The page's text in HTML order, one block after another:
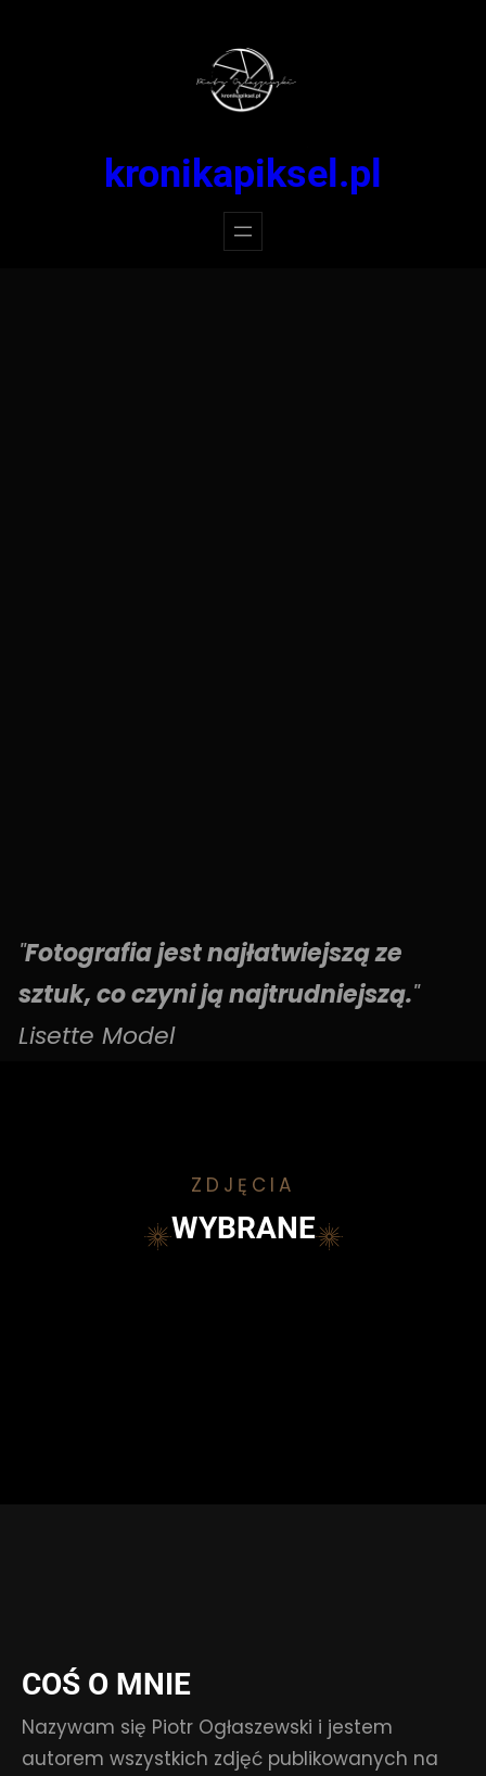
kronikapiksel.pl
"Fotografia jest najłatwiejszą ze
sztuk, co czyni ją najtrudniejszą."
Lisette Model
ZDJĘCIA
WYBRANE
COŚ O MNIE
Nazywam się Piotr Ogłaszewski i jestem
autorem wszystkich zdjęć publikowanych na